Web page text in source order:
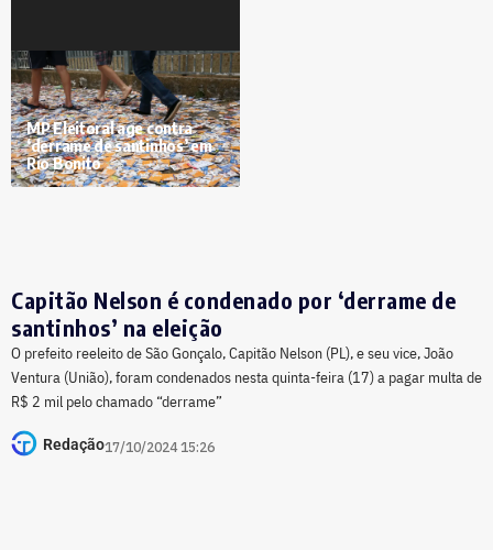
MP Eleitoral age contra
‘derrame de santinhos’ em
Rio Bonito
Capitão Nelson é condenado por ‘derrame de
santinhos’ na eleição
O prefeito reeleito de São Gonçalo, Capitão Nelson (PL), e seu vice, João
Ventura (União), foram condenados nesta quinta-feira (17) a pagar multa de
R$ 2 mil pelo chamado “derrame”
Redação17/10/2024 15:26